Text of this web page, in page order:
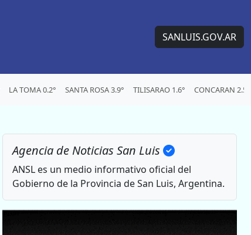
SANLUIS.GOV.AR
LA TOMA 0.2° SANTA ROSA 3.9° TILISARAO 1.6° CONCARAN 2.5°
Agencia de Noticias San Luis
ANSL es un medio informativo oficial del
Gobierno de la Provincia de San Luis, Argentina.